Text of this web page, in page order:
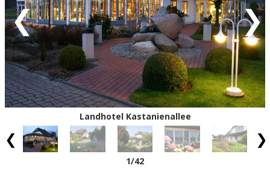
Landhotel Kastanienallee
1/42